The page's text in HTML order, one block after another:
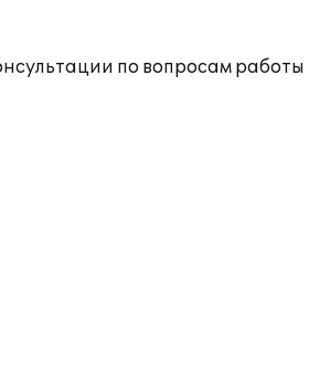
по вопросам работы